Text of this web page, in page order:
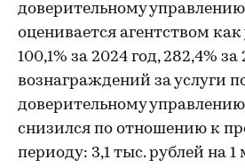
доверительному
оценивается агентством
100,1% за 2024 год, 282,4%
вознаграждений за услуги
доверительному
снизился по отношению к
периоду: 3,1 тыс. рублей на 1